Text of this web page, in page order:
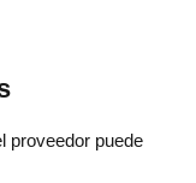
proveedor puede